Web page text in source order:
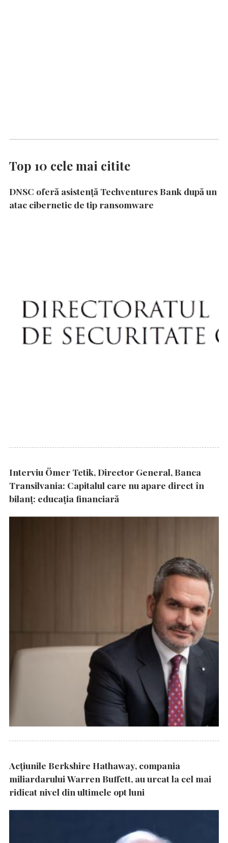
Top 10 cele mai citite
DNSC oferă asistență Techventures Bank după un
atac cibernetic de tip ransomware
Interviu Ömer Tetik, Director General, Banca
Transilvania: Capitalul care nu apare direct în
bilanț: educația financiară
Acțiunile Berkshire Hathaway, compania
miliardarului Warren Buffett, au urcat la cel mai
ridicat nivel din ultimele opt luni